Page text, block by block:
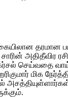
சாரின்
செய்வதை
மிக